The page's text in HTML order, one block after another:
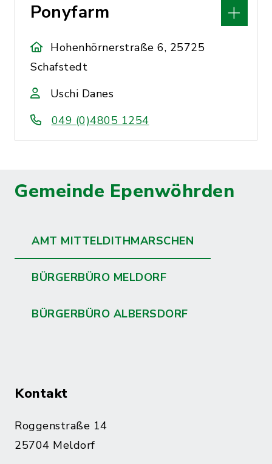
Ponyfarm
Hohenhörnerstraße 6, 25725
Schafstedt
Uschi Danes
049 (0)4805 1254
Gemeinde Epenwöhrden
AMT MITTELDITHMARSCHEN
BÜRGERBÜRO MELDORF
BÜRGERBÜRO ALBERSDORF
Kontakt
Roggenstraße 14
25704 Meldorf